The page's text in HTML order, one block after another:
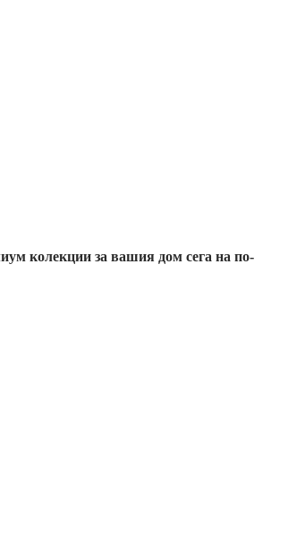
колекции за вашия дом сега на по-